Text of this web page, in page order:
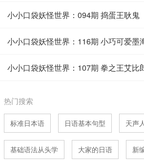
小小口袋妖怪世界：094期 捣蛋王耿鬼
小小口袋妖怪世界：116期 小巧可爱墨
小小口袋妖怪世界：107期 拳之王艾比
热门搜索
标准日本语 日语基本句型 天声
基础语法从头学 大家的日语 新